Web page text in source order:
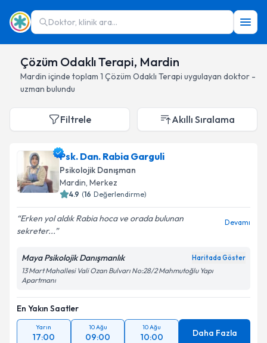
Doktor, klinik ara...
Çözüm Odaklı Terapi, Mardin
Mardin içinde toplam 1 Çözüm Odaklı Terapi uygulayan doktor -
uzman bulundu
Filtrele Akıllı Sıralama
Psk. Dan. Rabia Garguli
Psikolojik Danışman
Mardin, Merkez
4.9 (16 Değerlendirme)
Erken yol aldık Rabia hoca ve orada bulunan
sekreter...
Devamı
Maya Psikolojik Danışmanlık Haritada Göster
13 Mart Mahallesi Vali Ozan Bulvarı No:28/2 Mahmutoğlu Yapı
Apartmanı
En Yakın Saatler
Yarın
17:00
10 Ağu
09:00
10 Ağu
10:00 Daha Fazla